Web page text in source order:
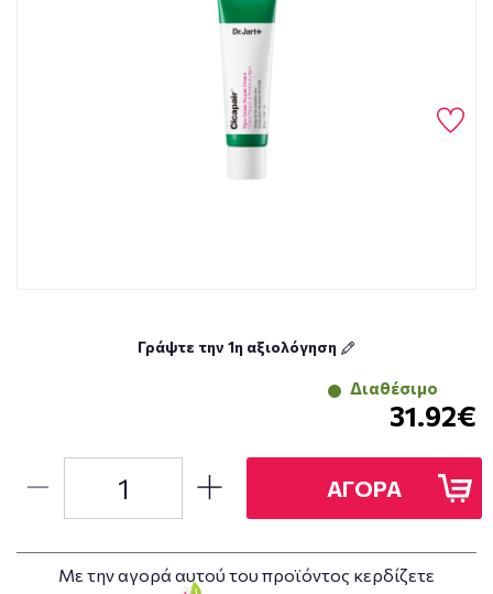
Γράψτε την 1η αξιολόγηση
Διαθέσιμο
31.92€
ΑΓΟΡΑ
Με την αγορά αυτού του προϊόντος κερδίζετε